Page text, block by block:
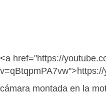
<a href="https://
cámara montada en la